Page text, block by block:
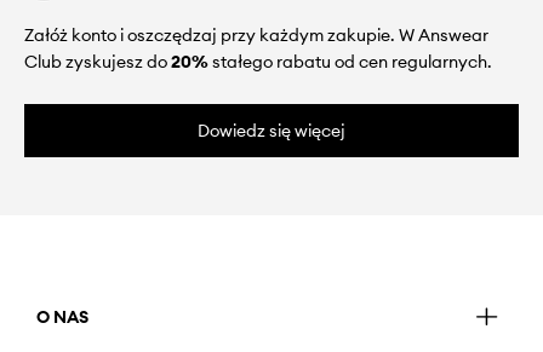
Załóż konto i oszczędzaj przy każdym zakupie. W Answear
Club zyskujesz do20%stałego rabatu od cen regularnych.
Dowiedz się więcej
O NAS